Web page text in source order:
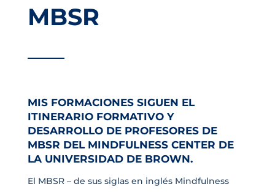
MBSR
MIS FORMACIONES SIGUEN EL
ITINERARIO FORMATIVO Y
DESARROLLO DE PROFESORES DE
MBSR DEL MINDFULNESS CENTER DE
LA UNIVERSIDAD DE BROWN.
El MBSR – de sus siglas en inglés Mindfulness